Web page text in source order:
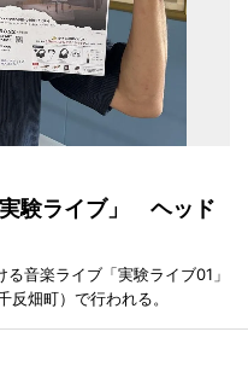
験ライブ」 ヘッド
音楽ライブ「実験ライブ01」
畑町）で行われる。